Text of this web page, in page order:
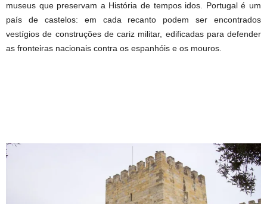
museus que preservam a História de tempos idos. Portugal é um
país de castelos: em cada recanto podem ser encontrados
vestígios de construções de cariz militar, edificadas para defender
as fronteiras nacionais contra os espanhóis e os mouros.